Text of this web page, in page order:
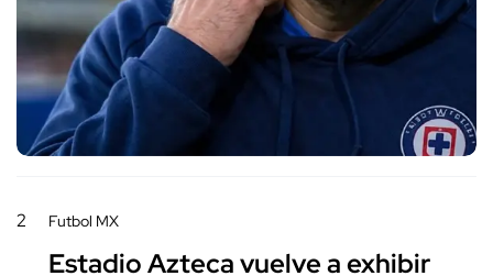
2 Futbol MX
Estadio Azteca vuelve a exhibir